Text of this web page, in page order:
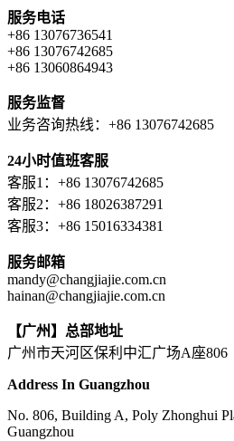
服务电话
+86 13076736541
+86 13076742685
+86 13060864943
服务监督
业务咨询热线：+86 13076742685
24小时值班客服
客服1：+86 13076742685
客服2：+86 18026387291
客服3：+86 15016334381
服务邮箱
mandy@changjiajie.com.cn
hainan@changjiajie.com.cn
【广州】总部地址
广州市天河区保利中汇广场A座806
Address In Guangzhou
No. 806, Building A, Poly Zhonghui
Guangzhou